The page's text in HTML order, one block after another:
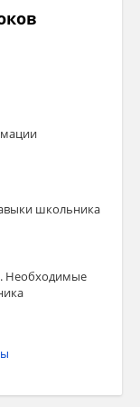
мир
рыщет –
а в том,
школьника
Необходимые